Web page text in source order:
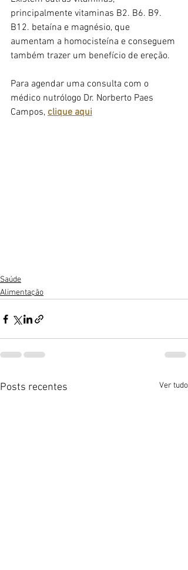
principalmente vitaminas B2. B6. B9.
B12. betaína e magnésio, que
aumentam a homocisteína e conseguem
também trazer um benefício de ereção.
Para agendar uma consulta com o
médico nutrólogo Dr. Norberto Paes
Campos, clique aqui
Saúde
Alimentação
Posts recentes Ver tudo